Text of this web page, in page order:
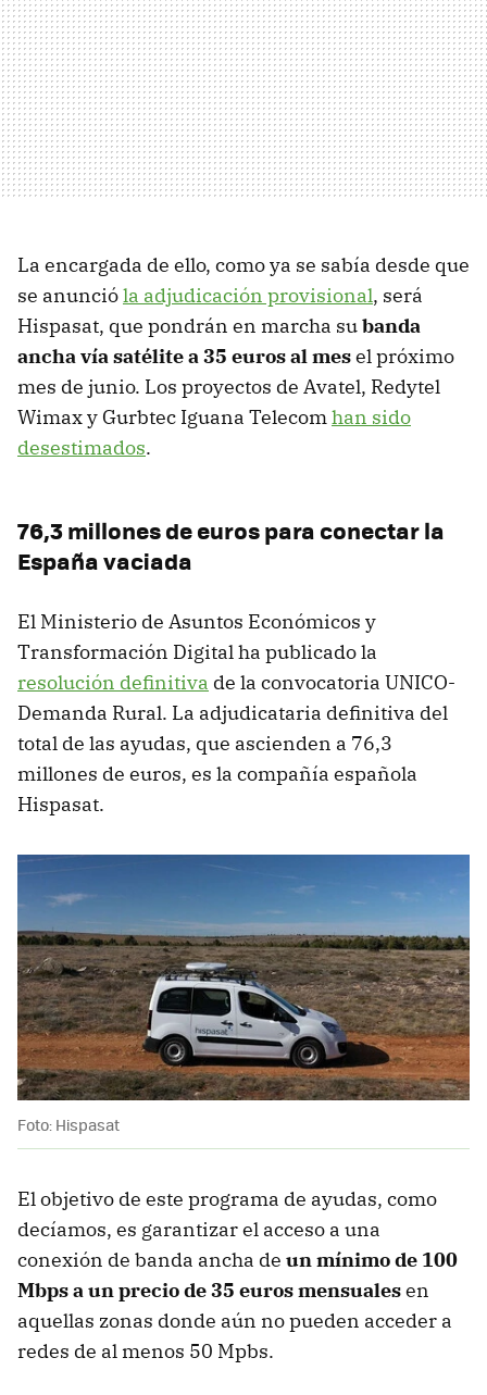
La encargada de ello, como ya se sabía desde que
se anuncióla adjudicación provisional, será
Hispasat, que pondrán en marcha subanda
ancha vía satélite a 35 euros al mesel próximo
mes de junio. Los proyectos de Avatel, Redytel
Wimax y Gurbtec Iguana Telecomhan sido
desestimados.
76,3 millones de euros para conectar la
España vaciada
El Ministerio de Asuntos Económicos y
Transformación Digital ha publicado la
resolución definitiva de la convocatoria UNICO-
Demanda Rural. La adjudicataria definitiva del
total de las ayudas, que ascienden a 76,3
millones de euros, es la compañía española
Hispasat.
Foto: Hispasat
El objetivo de este programa de ayudas, como
decíamos, es garantizar el acceso a una
conexión de banda ancha de un mínimo de 100
Mbps a un precio de 35 euros mensualesen
aquellas zonas donde aún no pueden acceder a
redes de al menos 50 Mpbs.